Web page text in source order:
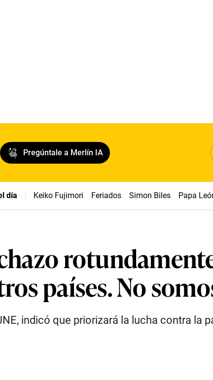
Pregúntale a Merlín IA
día Keiko Fujimori Feriados Simon Biles Papa
países. No
indicó que priorizará la lucha contra la